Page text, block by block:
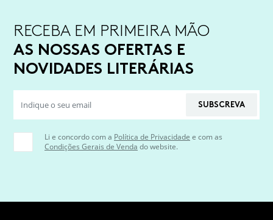
RECEBA EM PRIMEIRA MÃO
AS NOSSAS OFERTAS E
NOVIDADES LITERÁRIAS
SUBSCREVA
Li e concordo com a Política de Privacidade e com as
Condições Gerais de Venda do website.